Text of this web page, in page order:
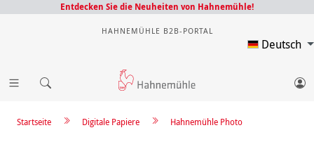
Entdecken Sie die Neuheiten von Hahnemühle!
HAHNEMÜHLE B2B-PORTAL
Deutsch
Hahnemühle Photo
Digitale Papiere
Startseite